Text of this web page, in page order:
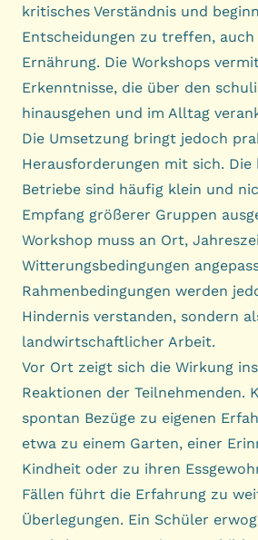
kritisches Verständnis und
Entscheidungen zu treffen, auch
Ernährung. Die Workshops
Erkenntnisse, die über den
hinausgehen und im Alltag
Die Umsetzung bringt jedoch
Herausforderungen mit sich. Die
Betriebe sind häufig klein und
Empfang größerer Gruppen
Workshop muss an Ort,
Witterungsbedingungen
Rahmenbedingungen werden
Hindernis verstanden, sondern
landwirtschaftlicher Arbeit.
Vor Ort zeigt sich die Wirkung
Reaktionen der Teilnehmenden.
spontan Bezüge zu eigenen
etwa zu einem Garten, einer
Kindheit oder zu ihren
Fällen führt die Erfahrung zu
Überlegungen. Ein Schüler